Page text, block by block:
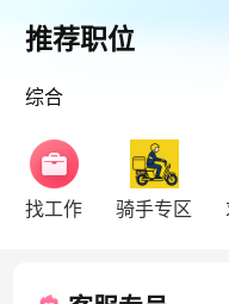
推荐职位
综合
找工作 骑手专区